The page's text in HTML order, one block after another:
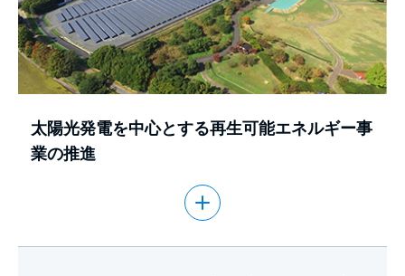
太陽光発電を中心とする再生可能エネルギー事
業の推進